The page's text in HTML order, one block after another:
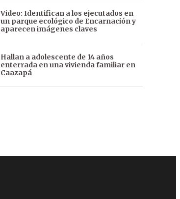
Video: Identifican a los ejecutados en
un parque ecológico de Encarnación y
aparecen imágenes claves
Hallan a adolescente de 14 años
enterrada en una vivienda familiar en
Caazapá